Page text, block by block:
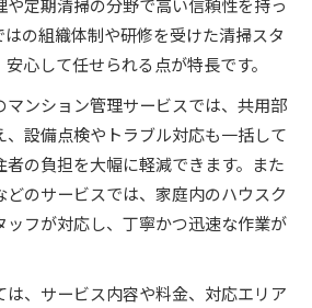
の組織体制や研修を受けた清掃スタ
心して任せられる点が特長です。
ンション管理サービスでは、共用部
、設備点検やトラブル対応も一括して
の負担を大幅に軽減できます。また
どのサービスでは、家庭内のハウスク
ッフが対応し、丁寧かつ迅速な作業が
、サービス内容や料金、対応エリア